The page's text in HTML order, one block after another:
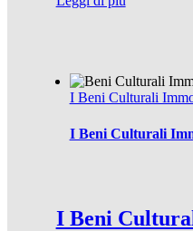
I Beni Culturali
I Beni Culturali
I Beni